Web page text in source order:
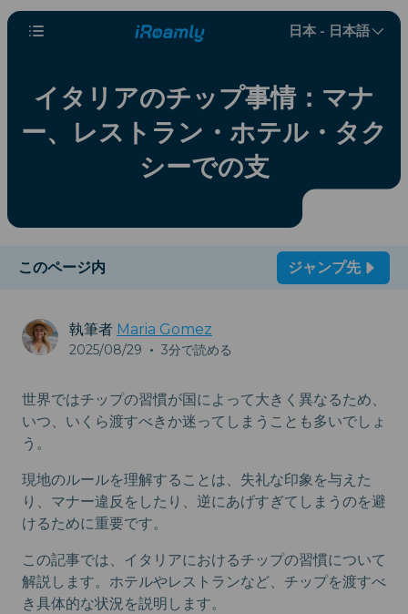
日本 - 日本語
イタリアのチップ事情：マナ
ー、レストラン・ホテル・タク
シーでの支
このページ内 ジャンプ先
執筆者 Maria Gomez
2025/08/29 • 3分で読める
世界ではチップの習慣が国によって大きく異なるため、
いつ、いくら渡すべきか迷ってしまうことも多いでしょ
う。
現地のルールを理解することは、失礼な印象を与えた
り、マナー違反をしたり、逆にあげすぎてしまうのを避
けるために重要です。
この記事では、イタリアにおけるチップの習慣について
解説します。ホテルやレストランなど、チップを渡すべ
き具体的な状況を説明します。